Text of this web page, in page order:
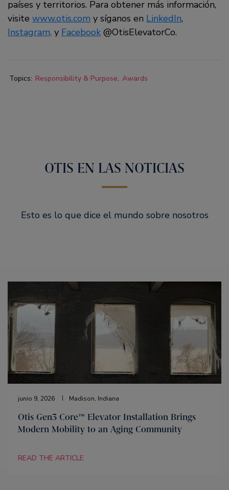
países y territorios. Para obtener más información,
visite www.otis.com y síganos en LinkedIn,
Instagram, y Facebook @OtisElevatorCo.
Topics: Responsibility & Purpose Awards
OTIS EN LAS NOTICIAS
Esto es lo que dice el mundo sobre nosotros
junio 9, 2026 Madison, Indiana
Otis Gen3 Core™ Elevator Installation Brings
Modern Mobility to an Aging Community
READ THE ARTICLE